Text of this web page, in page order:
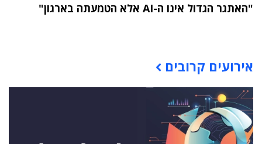
"האתגר הגדול אינו ה-AI אלא הטמעתה בארגון"
אירועים קרובים